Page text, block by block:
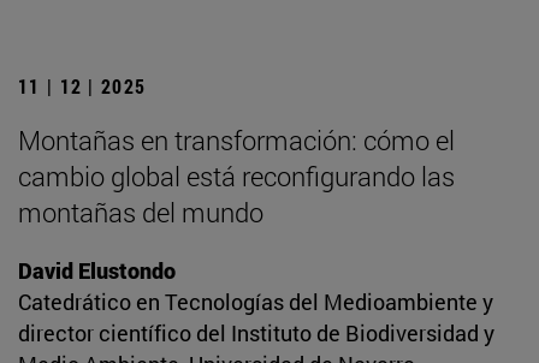
11 | 12 | 2025
Montañas en transformación: cómo el
cambio global está reconfigurando las
montañas del mundo
David Elustondo
Catedrático en Tecnologías del Medioambiente y
director científico del Instituto de Biodiversidad y